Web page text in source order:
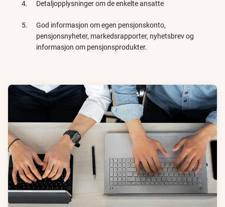
Detaljopplysninger om de enkelte ansatte
God informasjon om egen pensjonskonto,
pensjonsnyheter, markedsrapporter, nyhetsbrev og
informasjon om pensjonsprodukter.